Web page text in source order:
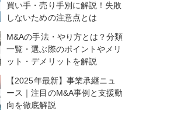
買い手・売り手別に解説！失敗
しないための注意点とは
M&Aの手法・やり方とは？分類
一覧・選ぶ際のポイントやメリ
ット・デメリットを解説
【2025年最新】事業承継ニュ
ース｜注目のM&A事例と支援動
向を徹底解説